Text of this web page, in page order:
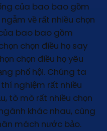
của bao bao gồm
về rất nhiều chọn
bao bao gồm
chọn điều họ say
chọn điều họ yêu
phố hội. Chúng ta
nghiệm rất nhiều
tò mò rất nhiều chọn
khác nhau, cùng
mách nước bảo.